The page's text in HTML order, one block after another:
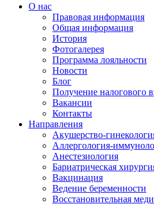
О нас
Правовая информация
Общая информация
История
Фотогалерея
Программа лояльности
Новости
Блог
Получение налогового
Вакансии
Контакты
Направления
Акушерство-
Аллергология-
Анестезиология
Бариатрическая
Вакцинация
Ведение беременности
Восстановительная